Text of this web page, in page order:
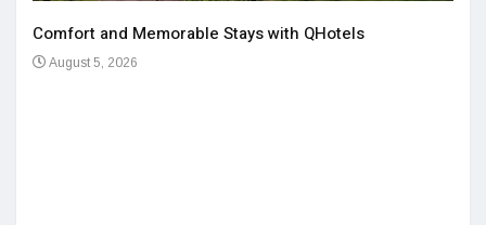
Comfort and Memorable Stays with QHotels
August 5, 2026